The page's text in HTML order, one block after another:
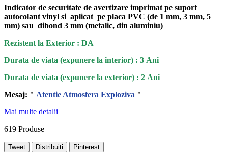
Indicator de securitate de avertizare imprimat pe suport
autocolant vinyl si aplicat pe placa PVC (de 1 mm, 3 mm, 5
mm) sau dibond 3 mm (metalic, din aluminiu)
Rezistent la Exterior : DA
Durata de viata (expunere la interior) : 3 Ani
Durata de viata (expunere la exterior) : 2 Ani
Mesaj: " Atentie Atmosfera Exploziva "
Mai multe detalii
619 Produse
Tweet Distribuiti Pinterest